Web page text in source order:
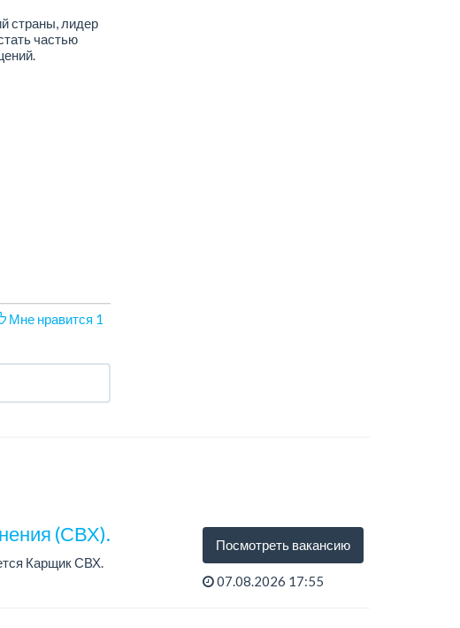
страны, лидер
частью
Мне нравится 1
(СВХ).
Карщик СВХ.
Посмотреть вакансию
07.08.2026 17:55